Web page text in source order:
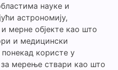
науке и
астрономију,
и мерне објекте као што
и медицински
користе у
мерење ствари као што